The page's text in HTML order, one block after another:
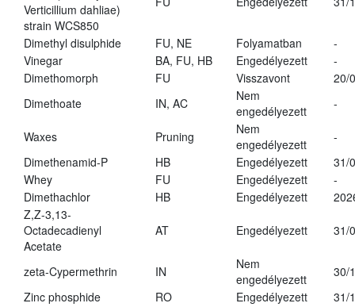
Verticillium dahliae)
strain WCS850
Dimethyl disulphide FU, NE Folyamatban
-
Vinegar
BA, FU, HB Engedélyezett
-
Dimethomorph
FU Visszavont
20/
Dimethoate
IN, AC
Nem
engedélyezett
-
Waxes Pruning
Nem
engedélyezett
-
Dimethenamid-P
HB Engedélyezett
31/
Whey
FU Engedélyezett
-
Dimethachlor
HB Engedélyezett
Z,Z-3,13-
Octadecadienyl
Acetate
AT Engedélyezett 31/
zeta-Cypermethrin IN
Nem
engedélyezett
30/
Zinc phosphide
RO Engedélyezett
31/